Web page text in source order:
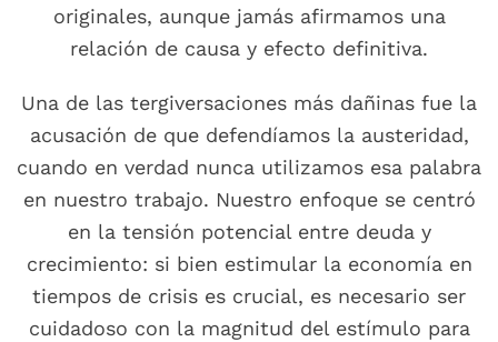
originales, aunque jamás afirmamos una
relación de causa y efecto definitiva.
Una de las tergiversaciones más dañinas fue la
acusación de que defendíamos la austeridad,
cuando en verdad nunca utilizamos esa palabra
en nuestro trabajo. Nuestro enfoque se centró
en la tensión potencial entre deuda y
crecimiento: si bien estimular la economía en
tiempos de crisis es crucial, es necesario ser
cuidadoso con la magnitud del estímulo para